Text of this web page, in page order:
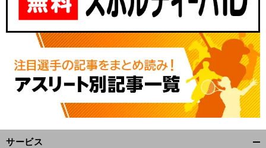
へ
サービス